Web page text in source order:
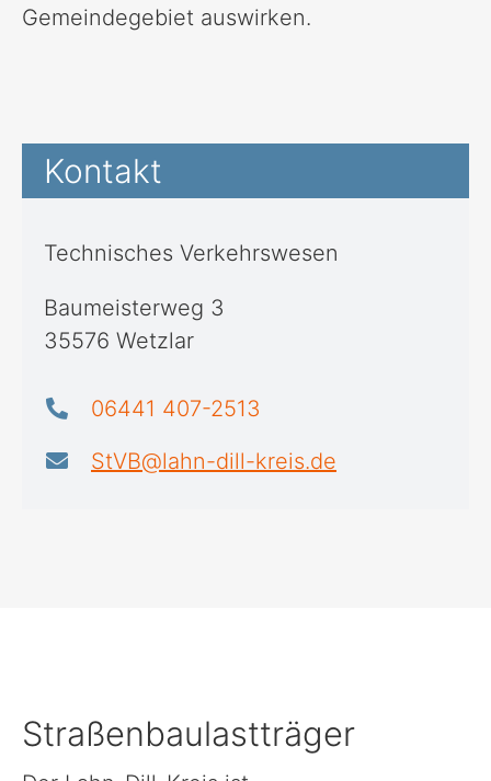
Gemeindegebiet auswirken.
Kontakt
Technisches Verkehrswesen
Baumeisterweg 3
35576 Wetzlar
06441 407-2513
StVB@lahn-dill-kreis.de
Straßenbaulastträger